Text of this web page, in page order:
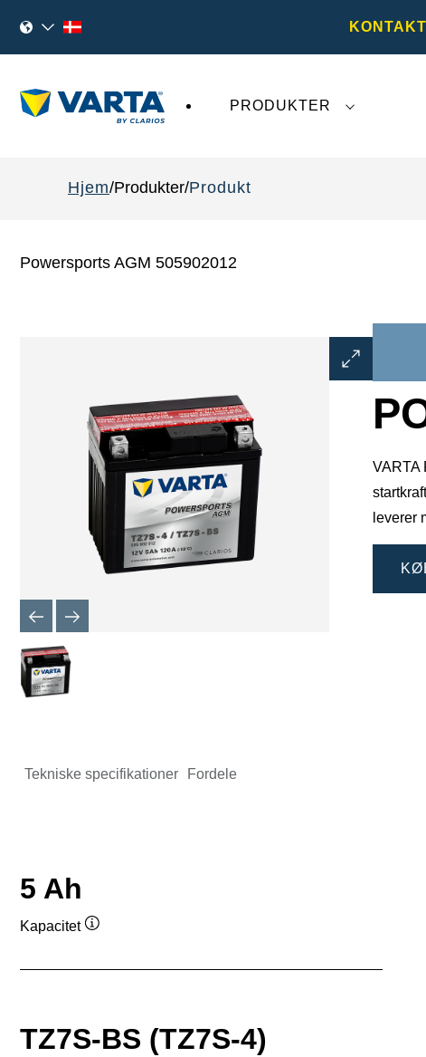
PRODUKTER
Hjem Produkter Produkt
Powersports AGM 505902012
Åbn
billeddialog
VARTA
leverer
Tekniske specifikationer Fordele
5 Ah
Kapacitet
TZ7S-BS (TZ7S-4)